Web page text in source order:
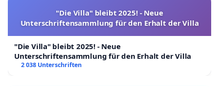
"Die Villa" bleibt 2025! - Neue
Unterschriftensammlung für den Erhalt der Villa
"Die Villa" bleibt 2025! - Neue
Unterschriftensammlung für den Erhalt der Villa
2 038 Unterschriften